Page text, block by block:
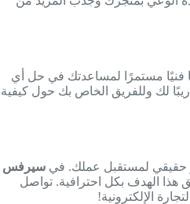
فنيًا مستمرًا لمساعدتك في حل أي
لك وللفريق الخاص بك حول كيفية
حقيقي لمستقبل عملك. في سيرفس
هذا الهدف بكل احترافية. تواصل
الإلكترونية!